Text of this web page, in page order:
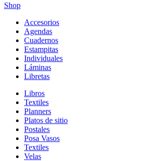
Shop
Accesorios
Agendas
Cuadernos
Estampitas
Individuales
Láminas
Libretas
Libros
Textiles
Planners
Platos de sitio
Postales
Posa Vasos
Textiles
Velas